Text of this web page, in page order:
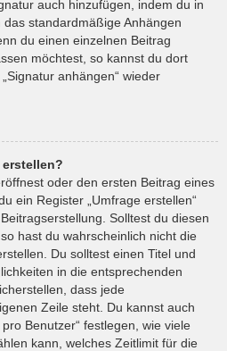
auch hinzufügen, indem du in
standardmäßige Anhängen
du einen einzelnen Beitrag
möchtest, so kannst du dort
anhängen“ wieder
erstellen?
oder den ersten Beitrag eines
ein Register „Umfrage erstellen“
Solltest du diesen
hast du wahrscheinlich nicht die
Du solltest einen Titel und
in die entsprechenden
dass jede
Zeile steht. Du kannst auch
Benutzer“ festlegen, wie viele
kann, welches Zeitlimit für die